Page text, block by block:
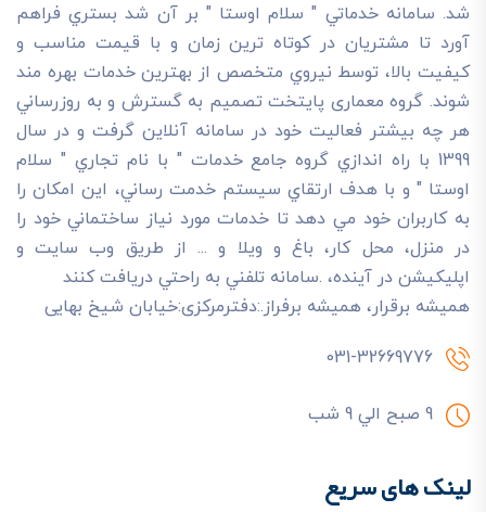
شد. سامانه خدماتي " سلام اوستا " بر آن شد بستري فراهم
آورد تا مشتريان در کوتاه ترين زمان و با قيمت مناسب و
کيفيت بالا، توسط نيروي متخصص از بهترين خدمات بهره مند
شوند. گروه معماری پایتخت تصميم به گسترش و به روزرساني
هر چه بيشتر فعاليت خود در سامانه آنلاين گرفت و در سال
1399 با راه اندازي گروه جامع خدمات " با نام تجاري " سلام
اوستا " و با هدف ارتقاي سيستم خدمت رساني، اين امکان را
به کاربران خود مي دهد تا خدمات مورد نياز ساختماني خود را
در منزل، محل کار، باغ و ويلا و ... از طريق وب سايت و
اپليکيشن در آينده، .سامانه تلفني به راحتي دريافت کنند
هميشه برقرار، هميشه برفراز.:دفترمرکزی:خیابان شیخ بهایی
031-32669776
9 صبح الي 9 شب
لینک های سریع